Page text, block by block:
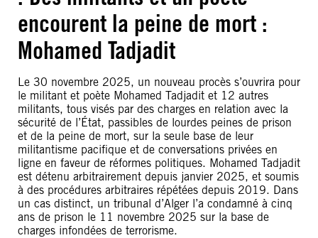
encourent la peine de mort :
Mohamed Tadjadit
Le 30 novembre 2025, un nouveau procès s’ouvrira pour
le militant et poète Mohamed Tadjadit et 12 autres
militants, tous visés par des charges en relation avec la
sécurité de l’État, passibles de lourdes peines de prison
et de la peine de mort, sur la seule base de leur
militantisme pacifique et de conversations privées en
ligne en faveur de réformes politiques. Mohamed Tadjadit
est détenu arbitrairement depuis janvier 2025, et soumis
à des procédures arbitraires répétées depuis 2019. Dans
un cas distinct, un tribunal d’Alger l’a condamné à cinq
ans de prison le 11 novembre 2025 sur la base de
charges infondées de terrorisme.